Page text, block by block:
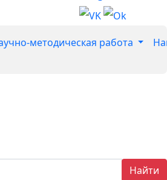
методическая работа
Найти